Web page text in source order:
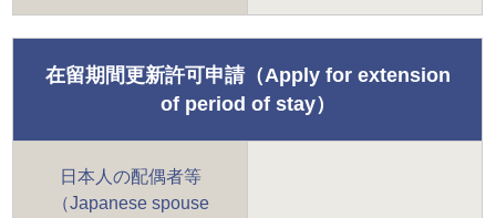
在留期間更新許可申請（Apply for extension
of period of stay）
日本人の配偶者等
（Japanese spouse